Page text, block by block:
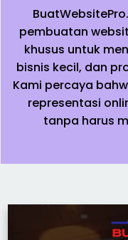
pembuatan
khusus untuk
bisnis kecil, dan
Kami percaya
representasi
tanpa harus